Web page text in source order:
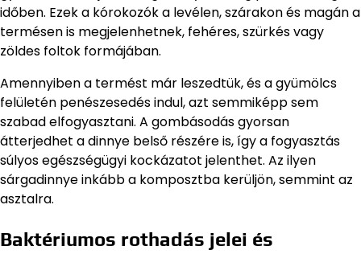
időben. Ezek a kórokozók a levélen, szárakon és magán a
termésen is megjelenhetnek, fehéres, szürkés vagy
zöldes foltok formájában.
Amennyiben a termést már leszedtük, és a gyümölcs
felületén penészesedés indul, azt semmiképp sem
szabad elfogyasztani. A gombásodás gyorsan
átterjedhet a dinnye belső részére is, így a fogyasztás
súlyos egészségügyi kockázatot jelenthet. Az ilyen
sárgadinnye inkább a komposztba kerüljön, semmint az
asztalra.
Baktériumos rothadás jelei és